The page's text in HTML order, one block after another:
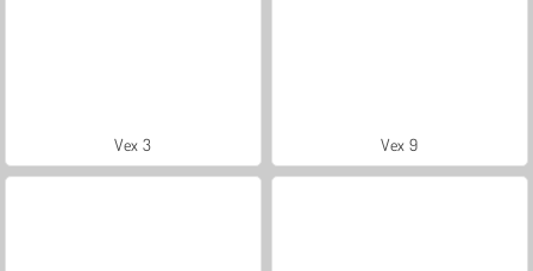
Vex 3 Vex 9